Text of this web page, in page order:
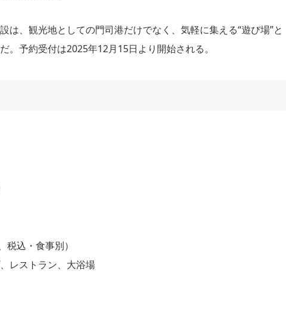
は、観光地としての門司港だけでなく、気軽に集える“遊び場”と
。予約受付は2025年12月15日より開始される。
込・食事別）
レストラン、大浴場